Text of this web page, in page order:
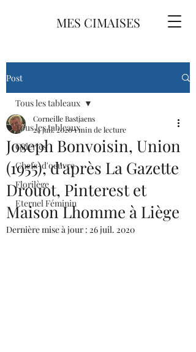
MES CIMAISES
Post
Tous les tableaux
Galeries
Chefs-d'oeuvre
Florilège
Eternel Féminin
Tous les tableaux
Joseph Bonvoisin, Union
(1955), d'après La Gazette
Drouot, Pinterest et
Maison Lhomme à Liège
Corneille Bastjaens
24 juil. 20201 min de lecture
Dernière mise à jour : 26 juil. 2020